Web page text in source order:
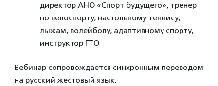
директор АНО «Спорт будущего», тренер
по велоспорту, настольному теннису,
лыжам, волейболу, адаптивному спорту,
инструктор ГТО
Вебинар сопровождается синхронным переводом
на русский жестовый язык.